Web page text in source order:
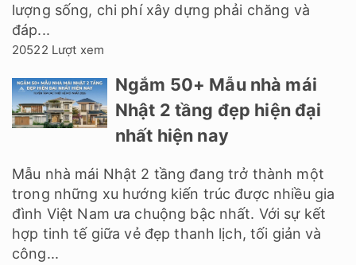
lượng sống, chi phí xây dựng phải chăng và
đáp...
20522 Lượt xem
Ngắm 50+ Mẫu nhà mái
Nhật 2 tầng đẹp hiện đại
nhất hiện nay
Mẫu nhà mái Nhật 2 tầng đang trở thành một
trong những xu hướng kiến trúc được nhiều gia
đình Việt Nam ưa chuộng bậc nhất. Với sự kết
hợp tinh tế giữa vẻ đẹp thanh lịch, tối giản và
công...